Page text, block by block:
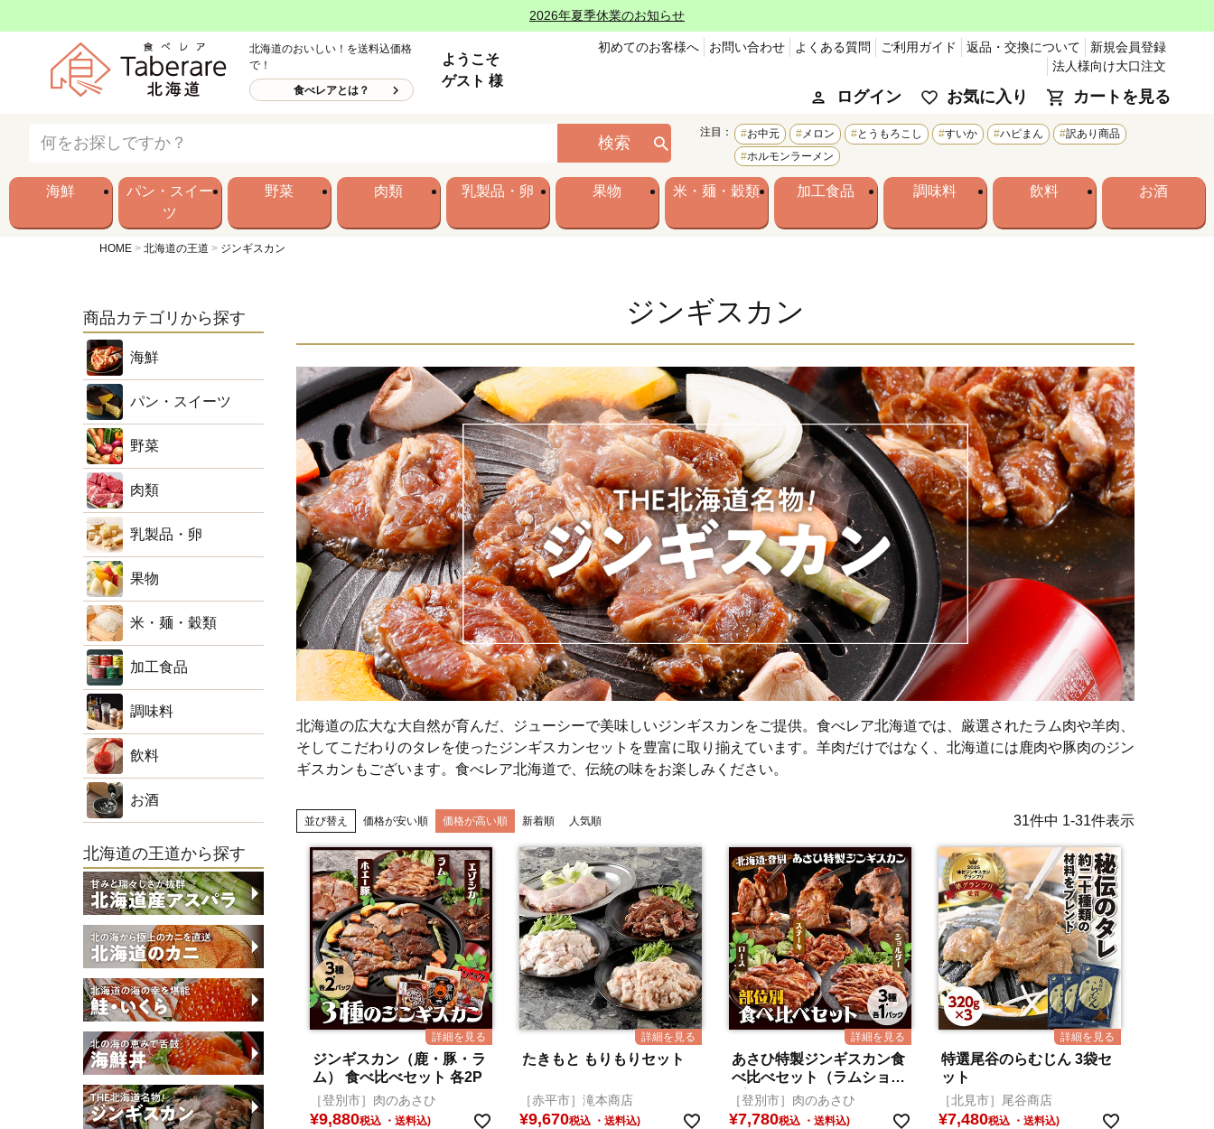
2026年夏季休業のお知らせ
北海道のおいしい！を送料込価格
で！
食べレアとは？
ようこそ
ゲスト 様
初めてのお客様へ お問い合わせ よくある質問 ご利用ガイド 返品・交換について
新規会員登録
法人様向け大口注文
ログイン お気に入り カートを見る
検索
注目： お中元 メロン とうもろこし すいか ハピまん
訳あり商品
ホルモンラーメン
海鮮
パン・スイー
ツ
野菜 肉類 乳製品・卵 果物 米・麺・穀類 加工食品 調味料 飲料 お酒
HOME 北海道の王道 ジンギスカン
商品カテゴリから探す
海鮮
パン・スイーツ
野菜
肉類
乳製品・卵
果物
米・麺・穀類
加工食品
調味料
飲料
お酒
北海道の王道から探す
ジンギスカン
北海道の広大な大自然が育んだ、ジューシーで美味しいジンギスカンをご提供。食べレア北海道では、厳選されたラム肉や羊肉、
そしてこだわりのタレを使ったジンギスカンセットを豊富に取り揃えています。羊肉だけではなく、北海道には鹿肉や豚肉のジン
ギスカンもございます。食べレア北海道で、伝統の味をお楽しみください。
並び替え 価格が安い順 価格が高い順 新着順 人気順 31件中 1-31件表示
ジンギスカン（鹿・豚・ラ
ム） 食べ比べセット 各2P
［登別市］肉のあさひ
¥9,880税込
たきもと もりもりセット
［赤平市］滝本商店
¥9,670税込
あさひ特製ジンギスカン食
べ比べセット（ラムショル
ダー、ロース、ステーキ）
［登別市］肉のあさひ
¥7,780税込
特選尾谷のらむじん 3袋セ
ット
［北見市］尾谷商店
¥7,480税込